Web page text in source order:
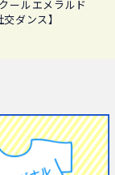
ールエメラルド
交ダンス】